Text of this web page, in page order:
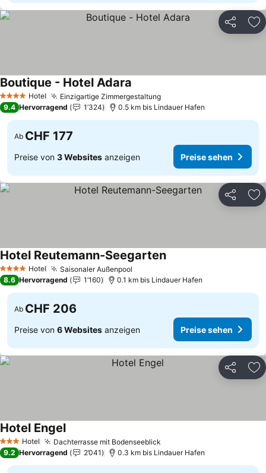
Teilen
4 Sterne Hotel Einzigartige ZimmergestaltungPreise sehen
Boutique - Hotel Adara
9.4 Hervorragend 1’324 0.5 km bis Lindauer Hafen
Ab CHF 177
Preise von 3 Websites anzeigen Preise sehen
Teilen
4 Sterne Hotel Saisonaler Außenpool
Hotel Reutemann-SeegartenPreise sehen
8.6 Hervorragend 1’160 0.1 km bis Lindauer Hafen
Ab CHF 206
Preise von 6 Websites anzeigen Preise sehen
Teilen
3 SterneHotel Dachterrasse mit Bodenseeblick
Hotel EngelPreise sehen
9.2 Hervorragend 2’041 0.3 km bis Lindauer Hafen